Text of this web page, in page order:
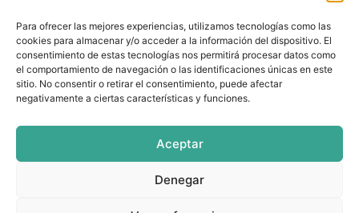
Para ofrecer las mejores experiencias, utilizamos tecnologías como las
cookies para almacenar y/o acceder a la información del dispositivo. El
consentimiento de estas tecnologías nos permitirá procesar datos como
el comportamiento de navegación o las identificaciones únicas en este
sitio. No consentir o retirar el consentimiento, puede afectar
negativamente a ciertas características y funciones.
Aceptar
Denegar
que necesitas saber sobre noticias, novedades, tecnologías y
aplicaciones que te ayudaran a ser un mejor Djs.
SÍGUENOS
EQUIPAMIENTO EVENTOS